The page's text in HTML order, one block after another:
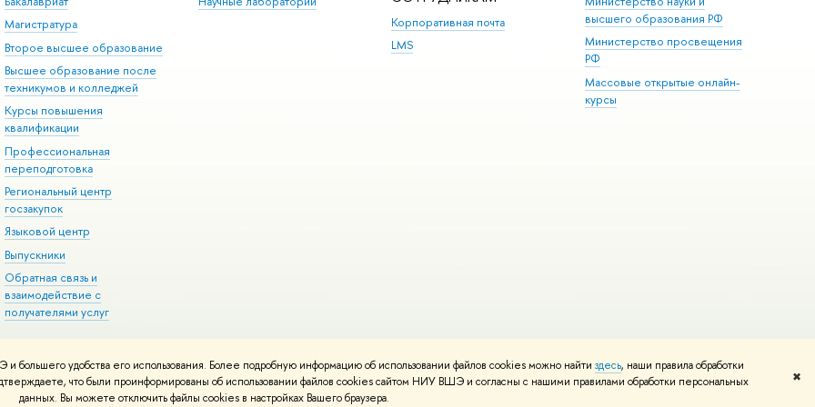
удобства его использования. Более подробную информацию об использовании файлов cookies можно найти здесь, наши правила обработки
что были проинформированы об использовании файлов cookies сайтом НИУ ВШЭ и согласны с нашими правилами обработки персональных
данных. Вы можете отключить файлы cookies в настройках Вашего браузера.
✖
Магистратура
Второе высшее образование
Высшее образование после
техникумов и колледжей
Курсы повышения
квалификации
Профессиональная
переподготовка
Региональный центр
госзакупок
Языковой центр
Выпускники
Обратная связь и
взаимодействие с
получателями услуг
Корпоративная почта
LMS
высшего образования РФ
Министерство просвещения
РФ
Массовые открытые онлайн-
курсы
Редактору
Условия использования материалов Политика конфиденциальности Карта сайта
вШколе дизайна НИУ ВШЭ